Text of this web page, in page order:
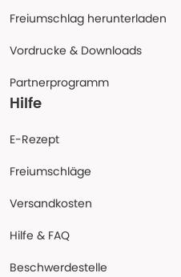
Freiumschlag herunterladen
Vordrucke & Downloads
Partnerprogramm
Hilfe
E-Rezept
Freiumschläge
Versandkosten
Hilfe & FAQ
Beschwerdestelle